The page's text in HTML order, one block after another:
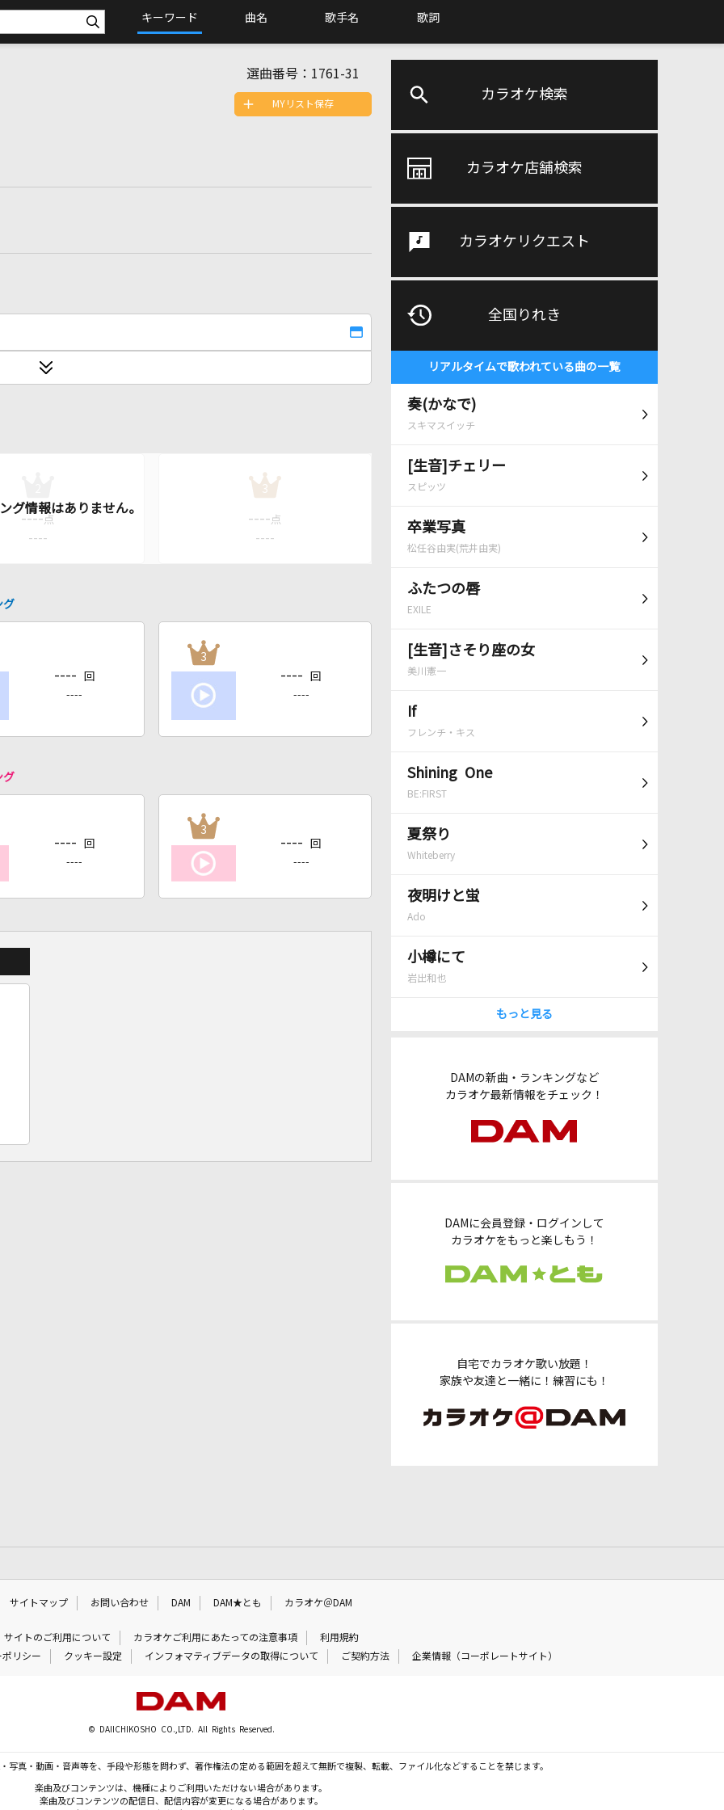
キーワード 曲名 歌手名 歌詞
カラオケ検索
カラオケ店舗検索
カラオケリクエスト
全国りれき
リアルタイムで歌われている曲の一覧
奏(かなで)
スキマスイッチ
[生音]チェリー
スピッツ
卒業写真
松任谷由実(荒井由実)
ふたつの唇
EXILE
[生音]さそり座の女
美川憲一
If
フレンチ・キス
Shining One
BE:FIRST
夏祭り
Whiteberry
夜明けと蛍
Ado
小樽にて
岩出和也
もっと見る
DAMの新曲・ランキングなど
カラオケ最新情報をチェック！
DAMに会員登録・ログインして
カラオケをもっと楽しもう！
自宅でカラオケ歌い放題！
家族や友達と一緒に！練習にも！
選曲番号： 1761-31
MYリスト保存
---- 点
----
3
---- 点
----
グ
---- 回
----
3
---- 回
----
グ
---- 回
----
3
---- 回
----
サイトマップ お問い合わせ DAM DAM★とも カラオケ＠DAM
サイトのご利用について カラオケご利用にあたっての注意事項
利用規約
リシー
クッキー設定 インフォマティブデータの取得について ご契約方法 企業情報（コーポレートサイト）
© DAIICHIKOSHO CO.,LTD. All Rights Reserved.
写真・動画・音声等を、手段や形態を問わず、著作権法の定める範囲を超えて無断で複製、転載、ファイル化などすることを禁じます。
楽曲及びコンテンツは、機種によりご利用いただけない場合があります。
楽曲及びコンテンツの配信日、配信内容が変更になる場合があります。